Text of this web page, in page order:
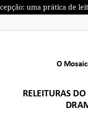
uma prática de